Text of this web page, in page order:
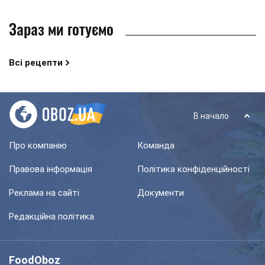
Зараз ми готуємо
Всі рецепти
В начало
Про компанію Команда
Правова інформація Політика конфіденційності
Реклама на сайті Документи
Редакційна політика
FoodOboz